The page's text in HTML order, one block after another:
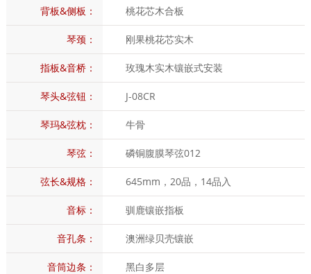
背板&侧板： 桃花芯木合板
琴颈： 刚果桃花芯实木
指板&音桥： 玫瑰木实木镶嵌式安装
琴头&弦钮： J-08CR
琴玛&弦枕： 牛骨
琴弦： 磷铜腹膜琴弦012
弦长&规格： 645mm，20品，14品入
音标： 驯鹿镶嵌指板
音孔条： 澳洲绿贝壳镶嵌
音筒边条： 黑白多层